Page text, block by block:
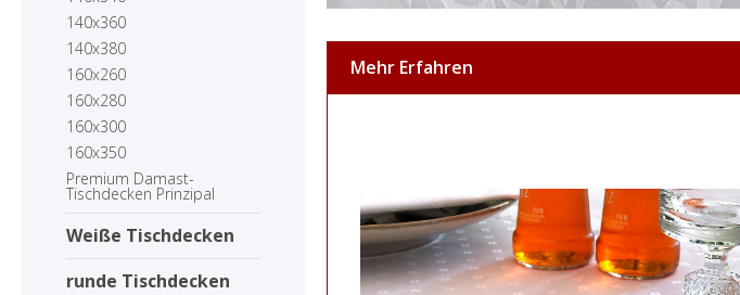
140x360
140x380
160x260
160x280
160x300
160x350
Premium Damast-
Tischdecken Prinzipal
Weiße Tischdecken
runde Tischdecken
Mehr Erfahren